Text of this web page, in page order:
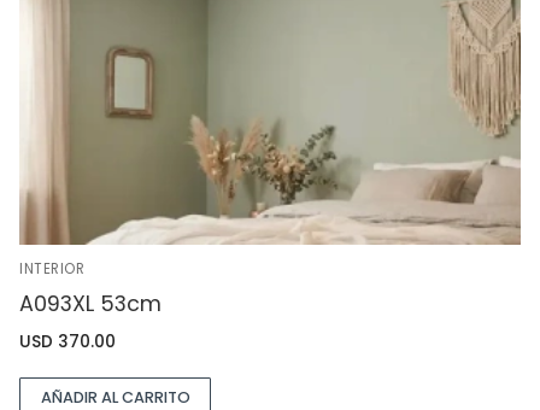
INTERIOR
A093XL 53cm
USD 370.00
AÑADIR AL CARRITO